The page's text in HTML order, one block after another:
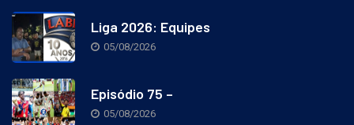
Liga 2026: Equipes
05/08/2026
Episódio 75 –
05/08/2026